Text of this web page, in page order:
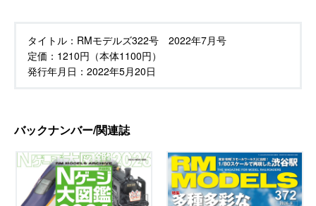
タイトル： RMモデルズ322号 2022年7月号
定価： 1210円（本体1100円）
発行年月日： 2022年5月20日
バックナンバー/関連誌